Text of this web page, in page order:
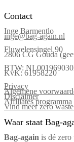
Contact
Inge Barmentlo
inge@bag-again.nl
Fluwelensingel 90
2806 CG Gouda
BTW:
KvK: 61958220
Privacy
Algemene
Disclaimer
Affiliates programma
Vind meer zero
Waar staat Bag-
Bag‑again is dé zero